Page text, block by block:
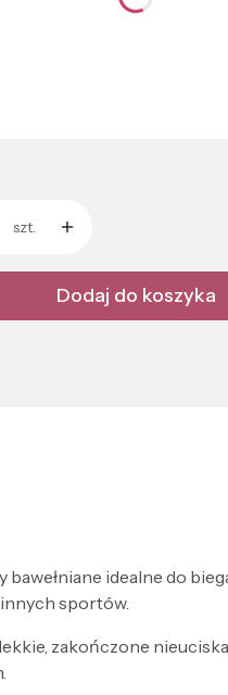
szt.
Dodaj do koszyka
bawełniane idealne do
sportów.
zakończone